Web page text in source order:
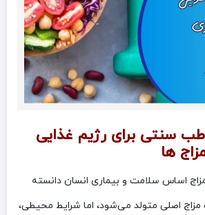
طب سنتی برای رژیم غذایی
ها
اساس سلامت و بیماری انسان دانسته
اصلی متولد می‌شود، اما شرایط محیطی،